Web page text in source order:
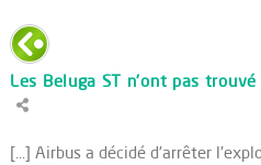
Les Beluga ST n'ont pas trouvé
[…] Airbus a décidé d'arrêter